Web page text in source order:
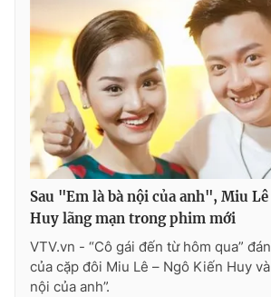
Sau "Em là bà nội của anh", Miu
Huy lãng mạn trong phim mới
VTV.vn - “Cô gái đến từ hôm qua”
của cặp đôi Miu Lê – Ngô Kiến Huy
nội của anh”.